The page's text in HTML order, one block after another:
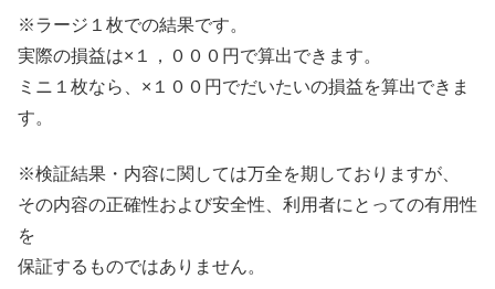
※ラージ１枚での結果です。
実際の損益は×１，０００円で算出できます。
ミニ１枚なら、×１００円でだいたいの損益を算出できま
す。
※検証結果・内容に関しては万全を期しておりますが、
その内容の正確性および安全性、利用者にとっての有用性
を
保証するものではありません。